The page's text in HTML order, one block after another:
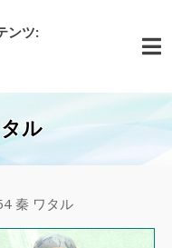
ンツ:
ル
秦 ワタル